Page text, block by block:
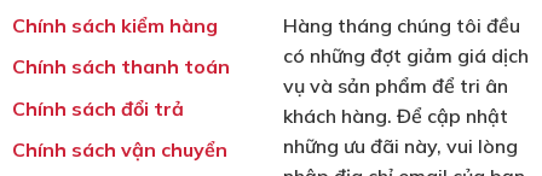
Chính sách kiểm hàng
Chính sách thanh toán
Chính sách đổi trả
Chính sách vận chuyển
Hàng tháng chúng tôi đều
có những đợt giảm giá dịch
vụ và sản phẩm để tri ân
khách hàng. Để cập nhật
những ưu đãi này, vui lòng